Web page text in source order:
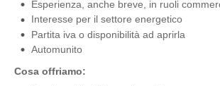
Esperienza, anche breve, in ruoli
Interesse per il settore energetico
Partita iva o disponibilità ad aprirla
Automunito
Cosa offriamo: